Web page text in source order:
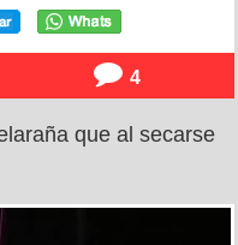
4
que al secarse